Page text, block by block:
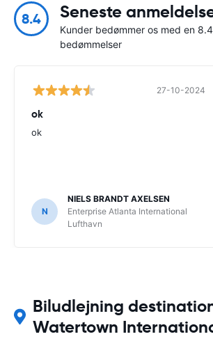
8.4 Seneste
Kunder bedømmer os med en
bedømmelser
27-10-2024
ok
ok
N
NIELS BRANDT AXELSEN
Enterprise Atlanta International
Lufthavn
Biludlejning
Watertown